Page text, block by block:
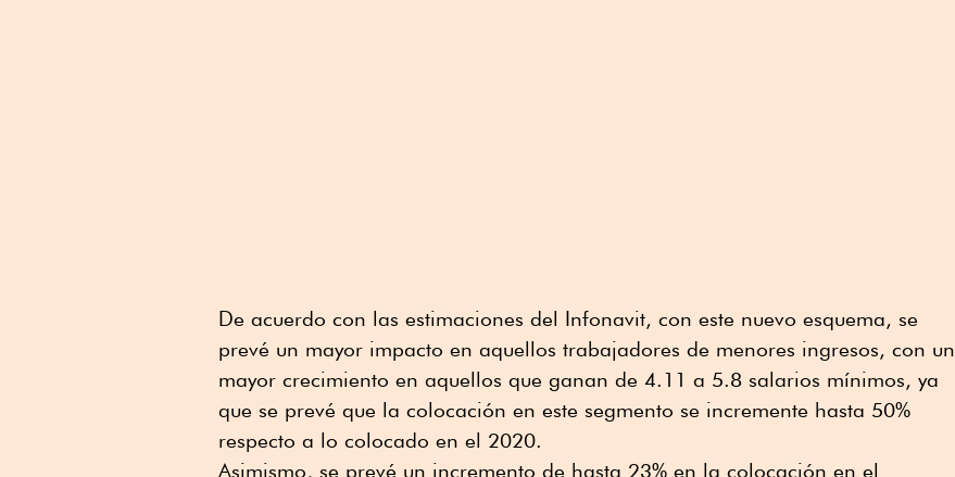
De acuerdo con las estimaciones del Infonavit, con este nuevo esquema, se
prevé un mayor impacto en aquellos trabajadores de menores ingresos, con un
mayor crecimiento en aquellos que ganan de 4.11 a 5.8 salarios mínimos, ya
que se prevé que la colocación en este segmento se incremente hasta 50%
respecto a lo colocado en el 2020.
Asimismo, se prevé un incremento de hasta 23% en la colocación en el